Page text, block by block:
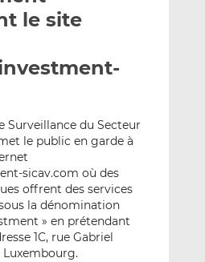
e
a
m
a
i
l
g
e
s
L
i
n
k
e
d
I
n
g
e
s
F
a
c
e
b
o
o
k
le site
Surveillance du Secteur
le public en garde à
sicav.com où des
offrent des services
la dénomination
» en prétendant
1C, rue Gabriel
Luxembourg.